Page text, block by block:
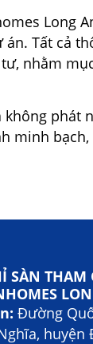
Long
Tất cả
nhằm
minh
SÀN THAM
Đường
huyện